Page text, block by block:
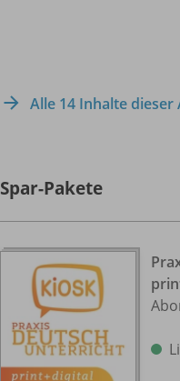
Alle 14 Inhalte dieser
Spar-Pakete